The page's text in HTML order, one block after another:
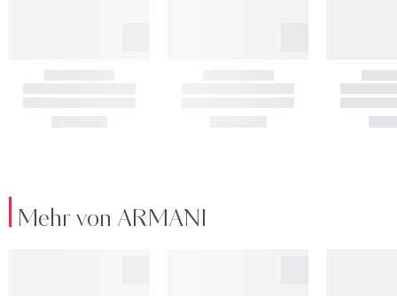
Mehr von ARMANI